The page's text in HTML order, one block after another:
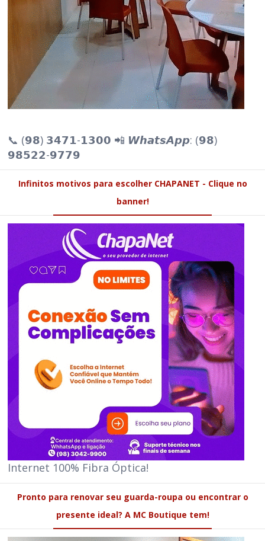
📞 (𝟵𝟴) 𝟯𝟰𝟳𝟭-𝟭𝟯𝟬𝟬 📲 𝙒𝙝𝙖𝙩𝙨𝘼𝙥𝙥: (𝟵𝟴)
𝟵𝟴𝟱𝟮𝟮-𝟵𝟳𝟳𝟵
Infinitos motivos para escolher CHAPANET - Clique no
banner!
Internet 100% Fibra Óptica!
Pronto para renovar seu guarda-roupa ou encontrar o
presente ideal? A MC Boutique tem!